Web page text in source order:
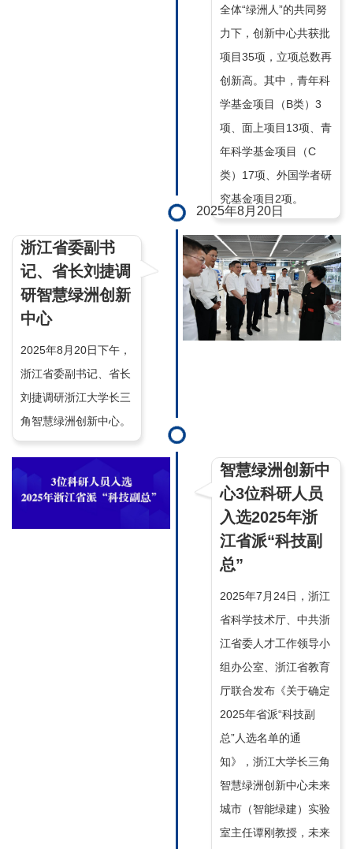
全体“绿洲人”的共同努
力下，创新中心共获批
项目35项，立项总数再
创新高。其中，青年科
学基金项目（B类）3
项、面上项目13项、青
年科学基金项目（C
类）17项、外国学者研
究基金项目2项。
浙江省委副书
记、省长刘捷调
研智慧绿洲创新
中心
2025年8月20日下午，
浙江省委副书记、省长
刘捷调研浙江大学长三
角智慧绿洲创新中心。
2025年8月20日
智慧绿洲创新中
心3位科研人员
入选2025年浙
江省派“科技副
总”
2025年7月24日，浙江
省科学技术厅、中共浙
江省委人才工作领导小
组办公室、浙江省教育
厅联合发布《关于确定
2025年省派“科技副
总”人选名单的通
知》，浙江大学长三角
智慧绿洲创新中心未来
城市（智能绿建）实验
室主任谭刚教授，未来